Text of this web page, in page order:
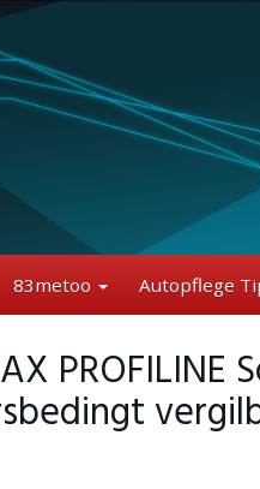
83metoo Autopflege